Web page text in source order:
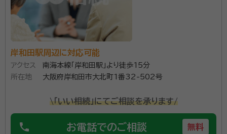
岸和田駅周辺に対応可能
アクセス
南海本線「岸和田駅」より徒歩15分
所在地
大阪府岸和田市大北町1番32-502号
\「いい相続」にてご相談を承ります/
phone お電話でのご相談 無料